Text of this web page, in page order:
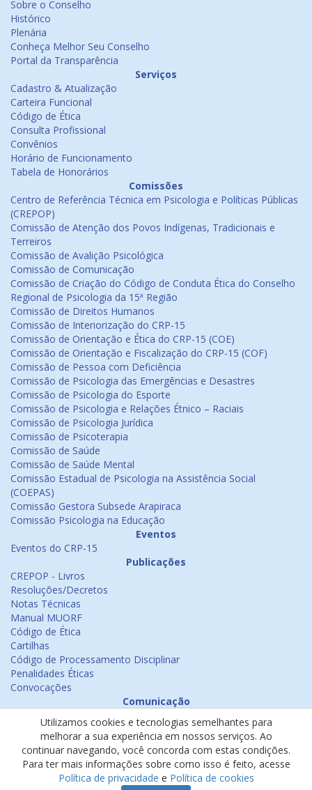
Sobre o Conselho
Histórico
Plenária
Conheça Melhor Seu Conselho
Portal da Transparência
Serviços
Cadastro & Atualização
Carteira Funcional
Código de Ética
Consulta Profissional
Convênios
Horário de Funcionamento
Tabela de Honorários
Comissões
Centro de Referência Técnica em Psicologia e Políticas Públicas
(CREPOP)
Comissão de Atenção dos Povos Indígenas, Tradicionais e
Terreiros
Comissão de Avalição Psicológica
Comissão de Comunicação
Comissão de Criação do Código de Conduta Ética do Conselho
Regional de Psicologia da 15ª Região
Comissão de Direitos Humanos
Comissão de Interiorização do CRP-15
Comissão de Orientação e Ética do CRP-15 (COE)
Comissão de Orientação e Fiscalização do CRP-15 (COF)
Comissão de Pessoa com Deficiência
Comissão de Psicologia das Emergências e Desastres
Comissão de Psicologia do Esporte
Comissão de Psicologia e Relações Étnico – Raciais
Comissão de Psicologia Jurídica
Comissão de Psicoterapia
Comissão de Saúde
Comissão de Saúde Mental
Comissão Estadual de Psicologia na Assistência Social
(COEPAS)
Comissão Gestora Subsede Arapiraca
Comissão Psicologia na Educação
Eventos
Eventos do CRP-15
Publicações
CREPOP - Livros
Resoluções/Decretos
Notas Técnicas
Manual MUORF
Código de Ética
Cartilhas
Código de Processamento Disciplinar
Penalidades Éticas
Convocações
Comunicação
Emissão de Certificados
Psicologia na Mídia
Ouvidoria
Política de cookies
Política de privacidade
Utilizamos cookies e tecnologias semelhantes para
melhorar a sua experiência em nossos serviços. Ao
continuar navegando, você concorda com estas condições.
Para ter mais informações sobre como isso é feito, acesse
Política de privacidade e Política de cookies